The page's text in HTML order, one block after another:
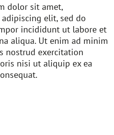
dolor sit amet,
elit, sed do
incididunt ut labore et
aliqua. Ut enim ad minim
nostrud exercitation
nisi ut aliquip ex ea